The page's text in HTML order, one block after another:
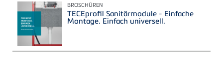
BROSCHÜREN
TECEprofil Sanitärmodule - Einfache
Montage. Einfach universell.